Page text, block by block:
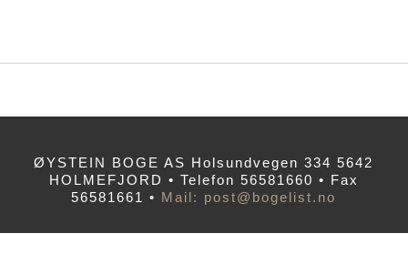
ØYSTEIN BOGE AS Holsundvegen 334 5642
HOLMEFJORD • Telefon 56581660 • Fax
56581661 • Mail: post@bogelist.no